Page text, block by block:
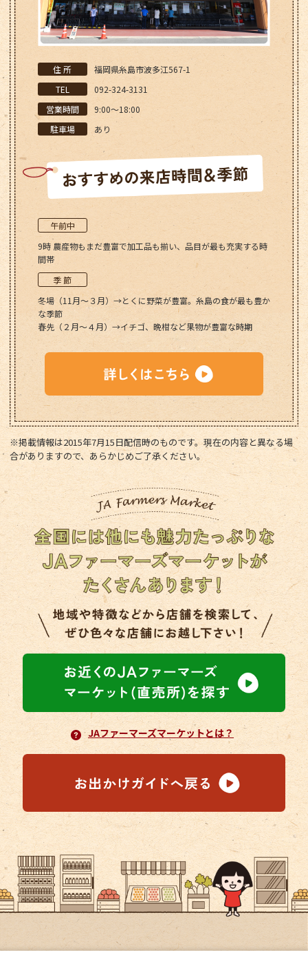
住 所
福岡県糸島市波多江567-1
TEL
092-324-3131
営業時間
9:00～18:00
駐車場
あり
午前中
9時 農産物もまだ豊富で加工品も揃い、品目が最も充実する時
間帯
季 節
冬場（11月～３月）→とくに野菜が豊富。糸島の食が最も豊か
な季節
春先（２月～４月）→イチゴ、晩柑など果物が豊富な時期
※掲載情報は2015年7月15日配信時のものです。現在の内容と異なる場
合がありますので、あらかじめご了承ください。
JAファーマーズマーケットとは？